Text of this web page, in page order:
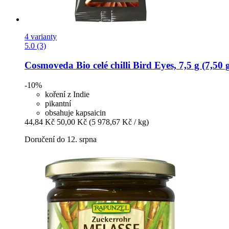
4 varianty
5.0 (3)
Cosmoveda Bio celé chilli Bird Eyes, 7,5 g (7,50
-10%
koření z Indie
pikantní
obsahuje kapsaicin
44,84 Kč 50,00 Kč (5 978,67 Kč / kg)
Doručení do 12. srpna